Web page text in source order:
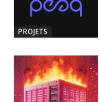
PROJETS